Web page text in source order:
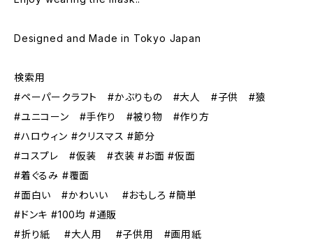
Designed and Made in Tokyo Japan
検索用
#ペーパークラフト #かぶりもの #大人 #子供 #猿
#ユニコーン #手作り #被り物 #作り方
#ハロウィン #クリスマス #節分
#コスプレ #仮装 #衣装 #お面 #仮面
#着ぐるみ #覆面
#面白い #かわいい #おもしろ #簡単
#ドンキ #100均 #通販
#折り紙 #大人用 #子供用 #画用紙